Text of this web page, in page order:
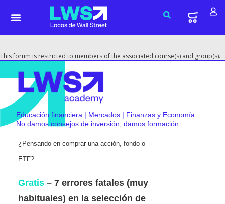
This forum is restricted to members of the associated course(s) and group(s).
Educación financiera | Mercados | Finanzas y Economía
No damos consejos de inversión, damos formación
¿Pensando en comprar una acción, fondo o
ETF?
Gratis – 7 errores fatales (muy
habituales) en la selección de